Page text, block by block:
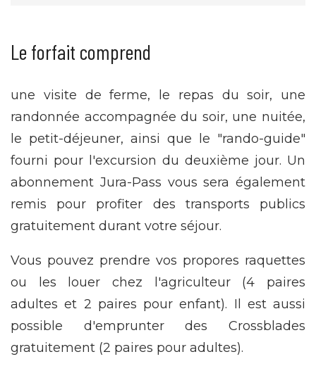
Le forfait comprend
une visite de ferme, le repas du soir, une
randonnée accompagnée du soir, une nuitée,
le petit-déjeuner, ainsi que le "rando-guide"
fourni pour l'excursion du deuxième jour. Un
abonnement Jura-Pass vous sera également
remis pour profiter des transports publics
gratuitement durant votre séjour.
Vous pouvez prendre vos propores raquettes
ou les louer chez l'agriculteur (4 paires
adultes et 2 paires pour enfant). Il est aussi
possible d'emprunter des Crossblades
gratuitement (2 paires pour adultes).